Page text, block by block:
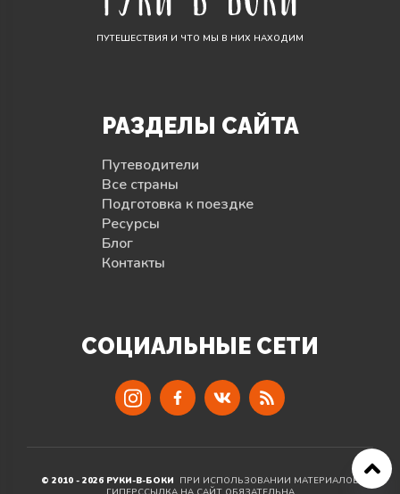
ПУТЕШЕСТВИЯ И ЧТО МЫ В НИХ НАХОДИМ
РАЗДЕЛЫ САЙТА
Путеводители
Все страны
Подготовка к поездке
Ресурсы
Блог
Контакты
СОЦИАЛЬНЫЕ СЕТИ
© 2010 - 2026 РУКИ-В-БОКИ
ПРИ ИСПОЛЬЗОВАНИИ МАТЕРИАЛОВ